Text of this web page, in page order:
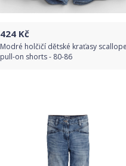
424 Kč
Modré holčičí dětské kraťasy
pull-on shorts - 80-86
Detail produktu